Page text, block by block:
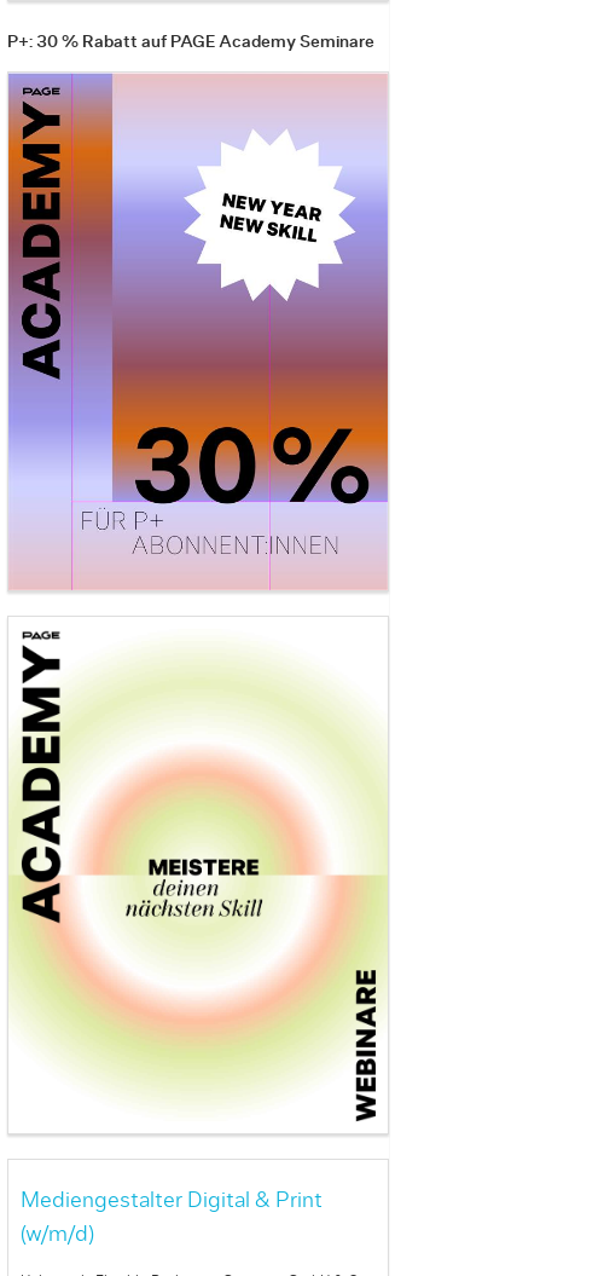
P+: 30 % Rabatt auf PAGE Academy Seminare
Mediengestalter Digital & Print
(w/m/d)